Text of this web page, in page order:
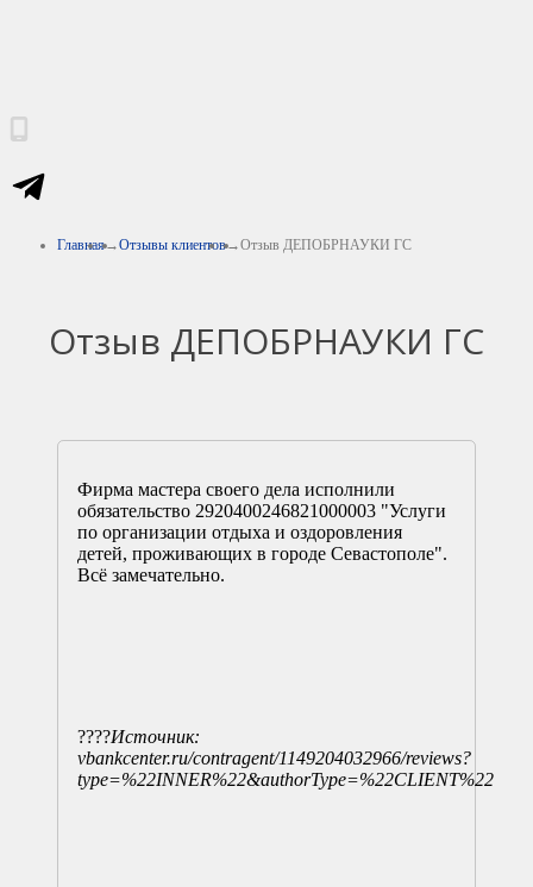
Главная Отзывы клиентов Отзыв ДЕПОБРНАУКИ ГС
Отзыв ДЕПОБРНАУКИ ГС
Фирма мастера своего дела исполнили
обязательство 2920400246821000003 "Услуги
по организации отдыха и оздоровления
детей, проживающих в городе Севастополе".
Всё замечательно.
????Источник:
vbankcenter.ru/contragent/1149204032966/reviews?
type=%22INNER%22&authorType=%22CLIENT%22